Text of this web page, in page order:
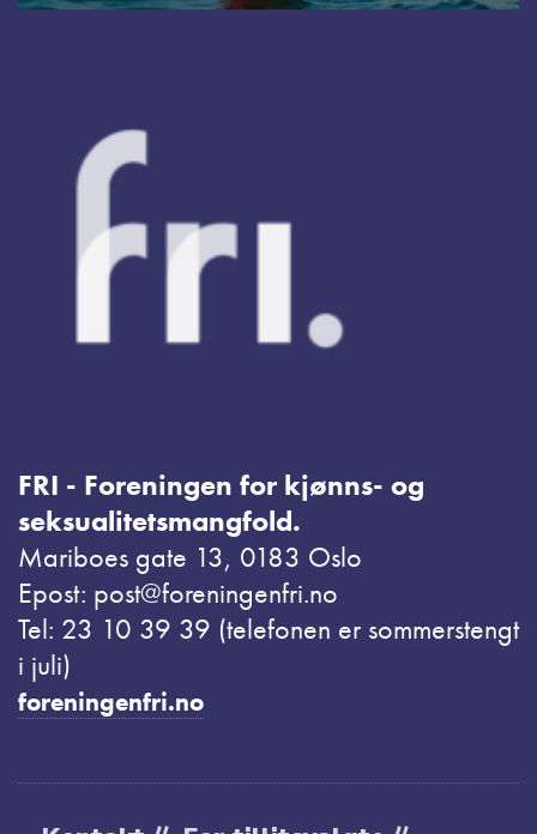
FRI - Foreningen for kjønns- og
seksualitetsmangfold.
Mariboes gate 13, 0183 Oslo
Epost: post@foreningenfri.no
Tel: 23 10 39 39 (telefonen er sommerstengt
i juli)
foreningenfri.no